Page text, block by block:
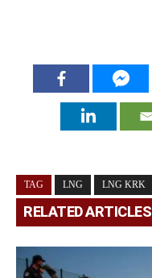
TAG LNG LNG KRK
RELATED ARTICLES